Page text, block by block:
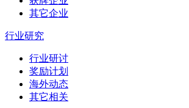
其它企业
行业研究
行业研讨
奖励计划
海外动态
其它相关